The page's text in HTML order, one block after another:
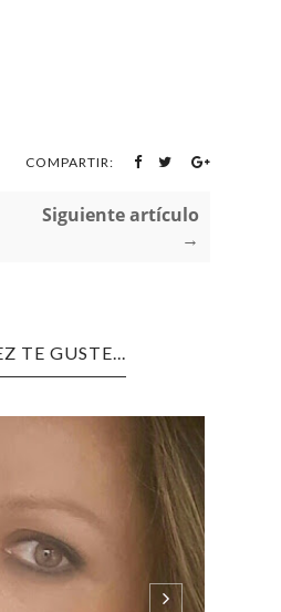
COMPARTIR:
Siguiente artículo
→
TE GUSTE...